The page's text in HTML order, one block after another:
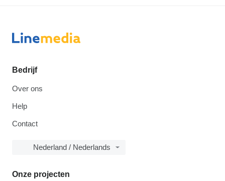
Bedrijf
Over ons
Help
Contact
Nederland / Nederlands
Onze projecten